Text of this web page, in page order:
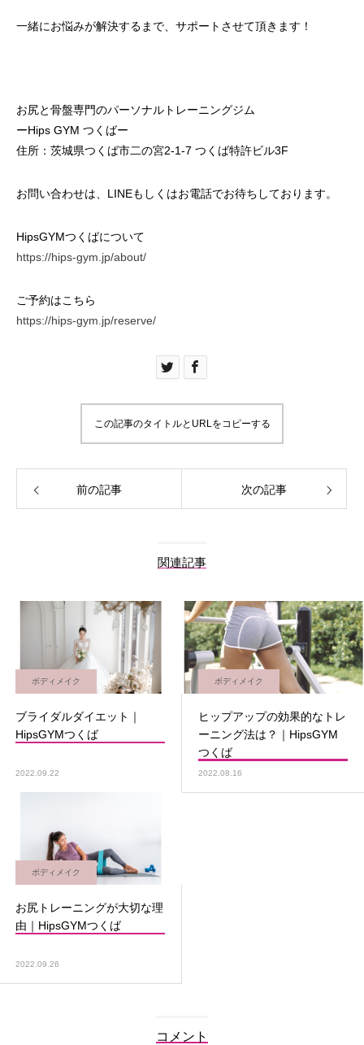
一緒にお悩みが解決するまで、サポートさせて頂きます！
お尻と骨盤専門のパーソナルトレーニングジム
ーHips GYM つくばー
住所：茨城県つくば市二の宮2-1-7 つくば特許ビル3F
お問い合わせは、LINEもしくはお電話でお待ちしております。
HipsGYMつくばについて
https://hips-gym.jp/about/
ご予約はこちら
https://hips-gym.jp/reserve/
この記事のタイトルとURLをコピーする
前の記事 次の記事
関連記事
ボディメイク
ブライダルダイエット｜
HipsGYMつくば
2022.09.22
ボディメイク
ヒップアップの効果的なトレ
ーニング法は？｜HipsGYM
つくば
2022.08.16
ボディメイク
お尻トレーニングが大切な理
由｜HipsGYMつくば
2022.09.26
コメント